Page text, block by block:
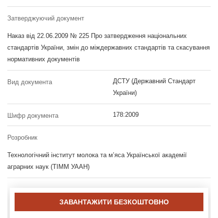
Затверджуючий документ
Наказ від 22.06.2009 № 225 Про затвердження національних
стандартів України, змін до міждержавних стандартів та скасування
нормативних документів
Вид документа
ДСТУ (Державний Стандарт
України)
Шифр документа 178:2009
Розробник
Технологічний інститут молока та м’яса Української академії
аграрних наук (ТІММ УААН)
ЗАВАНТАЖИТИ БЕЗКОШТОВНО